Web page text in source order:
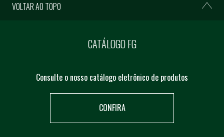
VOLTAR AO TOPO
CATÁLOGO FG
Consulte o nosso catálogo eletrônico de produtos
CONFIRA